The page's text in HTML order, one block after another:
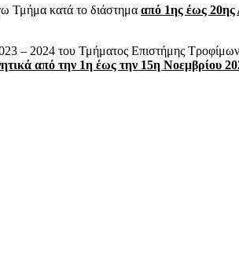
Τμήμα κατά το διάστημα από 1ης έως 20ης
– 2024 του Τμήματος Επιστήμης
από την 1η έως την 15η Νοεμβρίου